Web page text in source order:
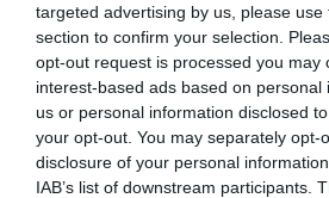
targeted advertising by us, please
section to confirm your selection.
opt-out request is processed you may
interest-based ads based on personal
us or personal information disclosed
your opt-out. You may separately opt-
disclosure of your personal
IAB’s list of downstream participants.
Στη συνέχεια ανέφερε:
πόρισμα κάνει λόγο για
εκεί και πέρα περιμένω να με
πάρω και τα επίσημα